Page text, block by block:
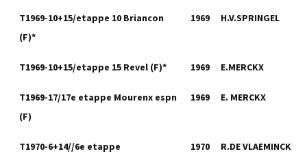
T1969-10+15/etappe 10 Briancon
(F)*
1969 H.V.SPRINGEL
T1969-10+15/etappe 15 Revel (F)* 1969 E.MERCKX
T1969-17/17e etappe Mourenx espn
(F)
1969 E. MERCKX
T1970-6+14//6e etappe
1970 R.DE VLAEMINCK